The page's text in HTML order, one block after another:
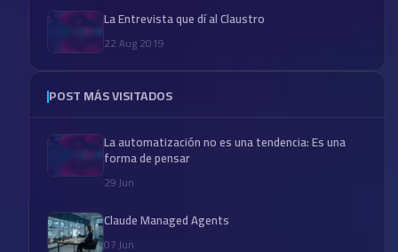
La Entrevista que dí al Claustro
22 Aug 2019
POST MÁS VISITADOS
La automatización no es una tendencia: Es una
forma de pensar
29 Jun
Claude Managed Agents
07 Jun